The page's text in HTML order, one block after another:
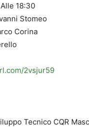
18:30
Stomeo
Corina
2vsjur59
Tecnico CQR